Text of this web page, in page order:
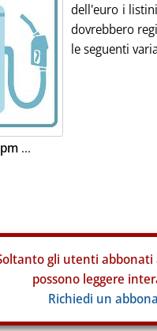
dell'euro i
dovrebbero
le seguenti
...
gli utenti abbonati
possono leggere
Richiedi un